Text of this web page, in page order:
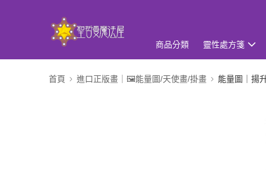
商品分類 靈性處方箋
首頁 進口正版畫｜🖼️能量圖/天使畫/掛畫 能量圖｜揚